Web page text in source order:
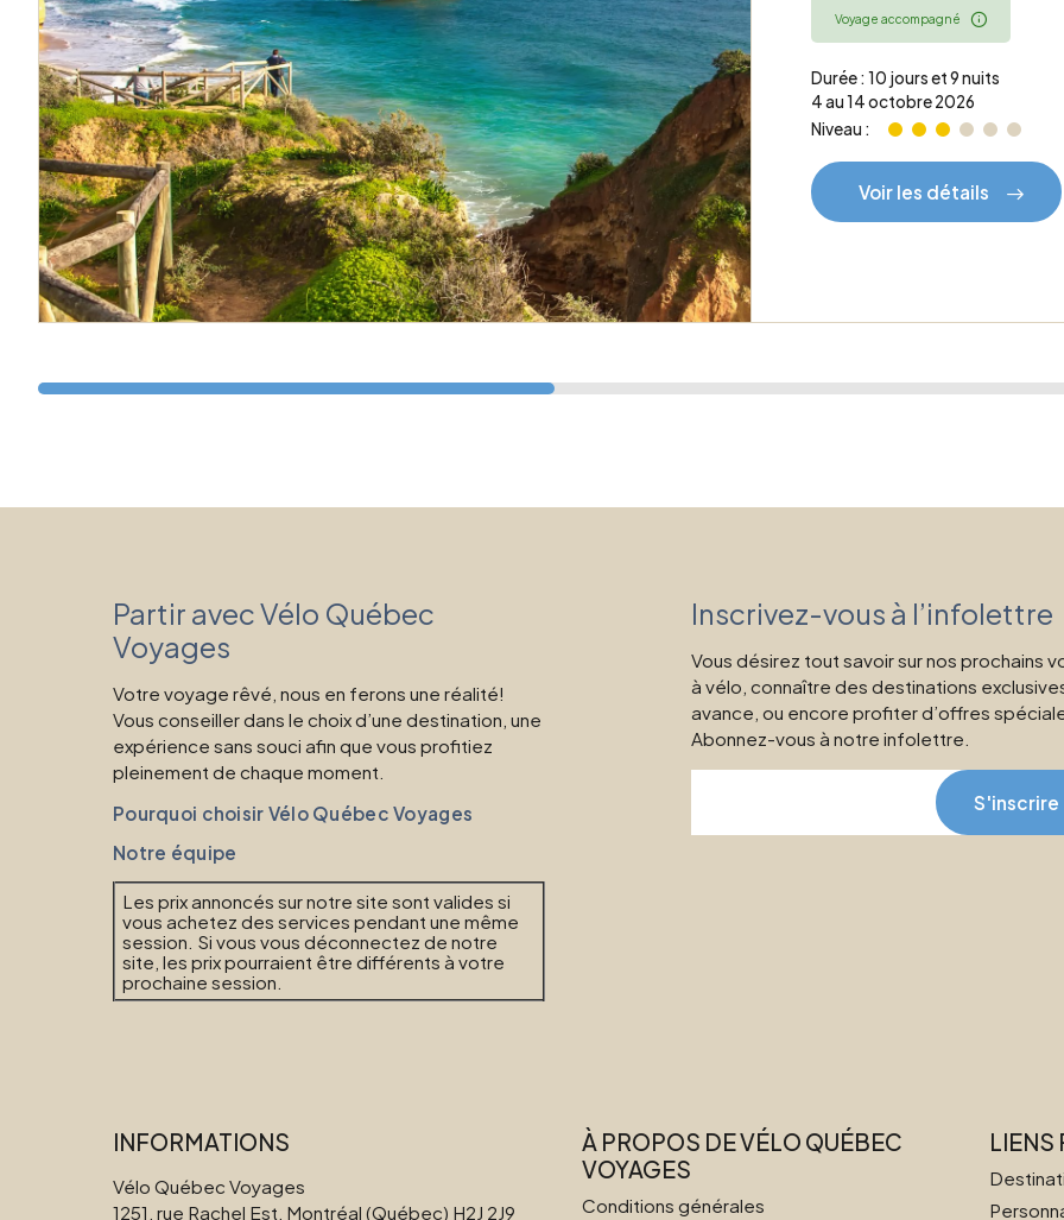
Voyage accompagné
Durée : 10 jours et 9 nuits
4 au 14 octobre 2026
Niveau :
Voir les détails
Partir avec Vélo Québec
Voyages
Votre voyage rêvé, nous en ferons une réalité!
Vous conseiller dans le choix d’une destination, une
expérience sans souci afin que vous profitiez
pleinement de chaque moment.
Pourquoi choisir Vélo Québec Voyages
Notre équipe
Les prix annoncés sur notre site sont valides si
vous achetez des services pendant une même
session. Si vous vous déconnectez de notre
site, les prix pourraient être différents à votre
prochaine session.
Inscrivez-vous à l’infolettre
Vous désirez tout savoir sur nos prochains
à vélo, connaître des destinations
avance, ou encore profiter d’offres
Abonnez-vous à notre infolettre.
S'inscrire
INFORMATIONS
Vélo Québec Voyages
1251, rue Rachel Est, Montréal (Québec) H2J 2J9
À PROPOS DE VÉLO QUÉBEC
VOYAGES
Conditions générales
LIENS